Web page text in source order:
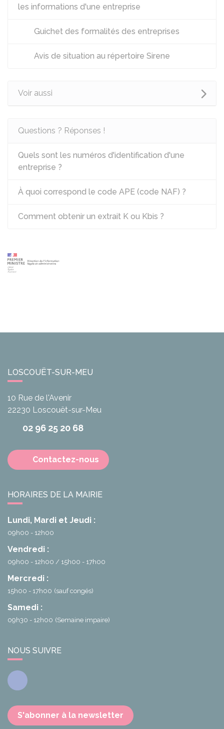
les informations d'une entreprise
Guichet des formalités des entreprises
Avis de situation au répertoire Sirene
Voir aussi
Questions ? Réponses !
Quels sont les numéros d'identification d'une
entreprise ?
À quoi correspond le code APE (code NAF) ?
Comment obtenir un extrait K ou Kbis ?
LOSCOUËT-SUR-MEU
10 Rue de l'Avenir
22230 Loscouët-sur-Meu
02 96 25 20 68
Contactez-nous
HORAIRES DE LA MAIRIE
Lundi, Mardi et Jeudi :
09h00 - 12h00
Vendredi :
09h00 - 12h00 15h00 - 17h00
Mercredi :
15h00 - 17h00 (sauf congés)
Samedi :
09h30 - 12h00 (Semaine impaire)
NOUS SUIVRE
Facebook
S'abonner à la newsletter